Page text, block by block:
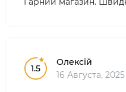
1.5
Олексій
16 Августа, 2025